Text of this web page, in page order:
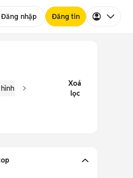
Đăng nhập Đăng tin
Xoá
lọc